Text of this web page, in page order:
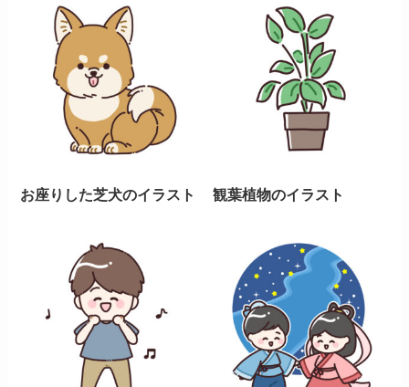
お座りした芝犬のイラスト 観葉植物のイラスト